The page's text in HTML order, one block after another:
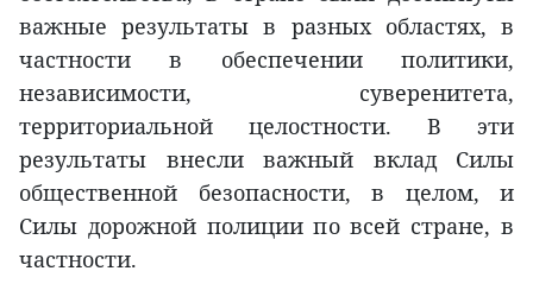
важные результаты в разных областях, в
частности в обеспечении политики,
независимости, суверенитета,
территориальной целостности. В эти
результаты внесли важный вклад Силы
общественной безопасности, в целом, и
Силы дорожной полиции по всей стране, в
частности.